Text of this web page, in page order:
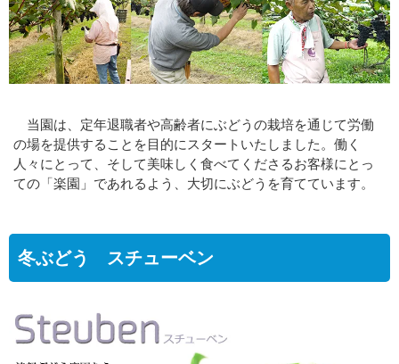
当園は、定年退職者や高齢者にぶどうの栽培を通じて労働
の場を提供することを目的にスタートいたしました。働く
人々にとって、そして美味しく食べてくださるお客様にとっ
ての「楽園」であれるよう、大切にぶどうを育てています。
冬ぶどう スチューベン